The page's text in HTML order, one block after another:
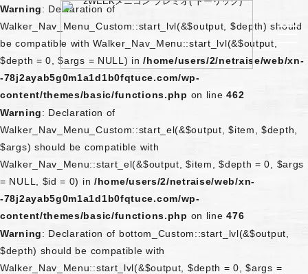
Warning: Declaration of
Walker_Nav_Menu_Custom::start_lvl(&$output, $depth) should
be compatible with Walker_Nav_Menu::start_lvl(&$output,
$depth = 0, $args = NULL) in/home/users/2/netraise/web/xn-
-78j2ayab5g0m1a1d1b0fqtuce.com/wp-
content/themes/basic/functions.php on line462
Warning: Declaration of
Walker_Nav_Menu_Custom::start_el(&$output, $item, $depth,
$args) should be compatible with
Walker_Nav_Menu::start_el(&$output, $item, $depth = 0, $args
= NULL, $id = 0) in /home/users/2/netraise/web/xn-
-78j2ayab5g0m1a1d1b0fqtuce.com/wp-
content/themes/basic/functions.php on line476
Warning: Declaration of bottom_Custom::start_lvl(&$output,
$depth) should be compatible with
Walker_Nav_Menu::start_lvl(&$output, $depth = 0, $args =